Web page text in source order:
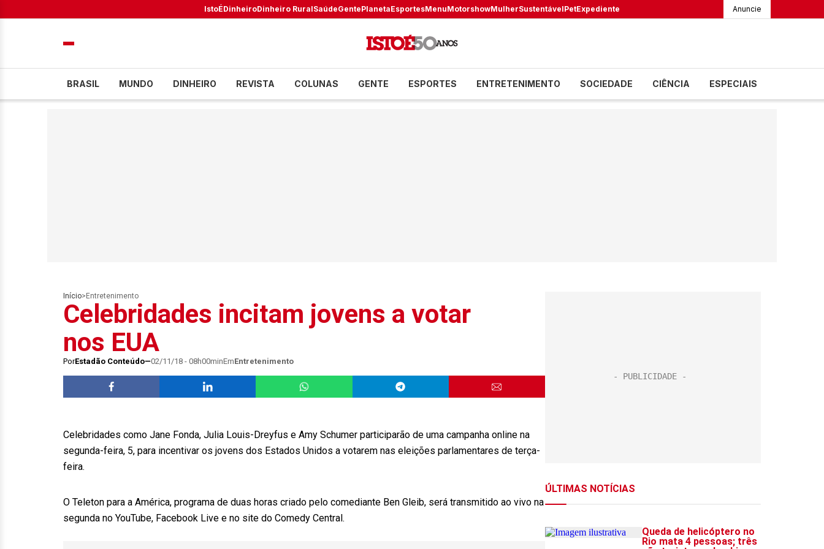
IstoÉDinheiroDinheiro RuralSaúdeGentePlanetaEsportesMenuMotorshowMulherSustentávelPetExpediente Anuncie
BRASIL MUNDO DINHEIRO REVISTA COLUNAS GENTE ESPORTES ENTRETENIMENTO SOCIEDADE CIÊNCIA ESPECIAIS
Início> Entretenimento
Celebridades incitam jovens a votar
nos EUA
PorEstadão Conteúdo 02/11/18 - 08h00minEmEntretenimento
Celebridades como Jane Fonda, Julia Louis-Dreyfus e Amy Schumer participarão de uma campanha online na
segunda-feira, 5, para incentivar os jovens dos Estados Unidos a votarem nas eleições parlamentares de terça-
feira.
O Teleton para a América, programa de duas horas criado pelo comediante Ben Gleib, será transmitido ao vivo na
segunda no YouTube, Facebook Live e no site do Comedy Central.